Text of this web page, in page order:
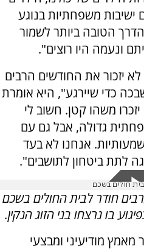
משפחתיות בנוגע
הטובה ביותר לשמור
ונעמה היו רוצים".
יזכור את החודשים הרבים
כדי שיירגע", היא אומרת
משהו קטן. חשוב לי
גדולה, אבל גם עם
אנחנו לא בעד
לתת ביטחון לתושבים".
חולים בשכם
חודר לבית החולים בשכם
בו נרצחו בני הזוג הנקין.
מודיעיני ומבצעי